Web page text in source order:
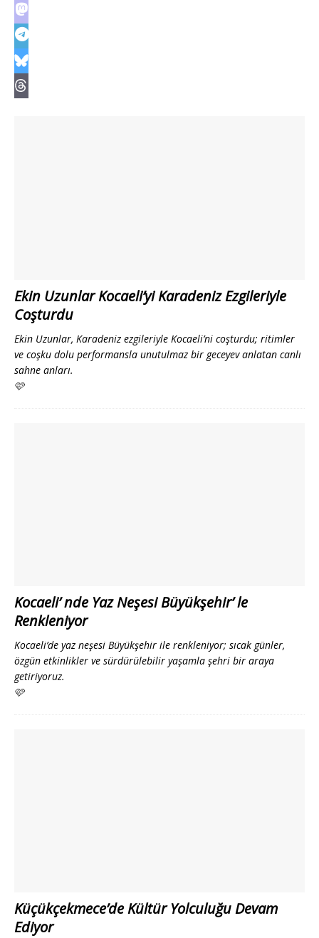
Ekin Uzunlar Kocaeli’yi Karadeniz Ezgileriyle
Coşturdu
Ekin Uzunlar, Karadeniz ezgileriyle Kocaeli’ni coşturdu; ritimler
ve coşku dolu performansla unutulmaz bir geceyev anlatan canlı
sahne anları.
🩷
Kocaeli’ nde Yaz Neşesi Büyükşehir’ le
Renkleniyor
Kocaeli’de yaz neşesi Büyükşehir ile renkleniyor; sıcak günler,
özgün etkinlikler ve sürdürülebilir yaşamla şehri bir araya
getiriyoruz.
🩷
Küçükçekmece’de Kültür Yolculuğu Devam
Ediyor